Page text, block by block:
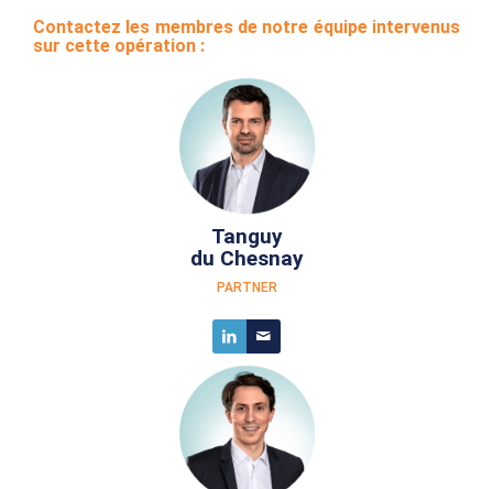
Contactez les membres de notre équipe intervenus
sur cette opération :
Tanguy
du Chesnay
PARTNER